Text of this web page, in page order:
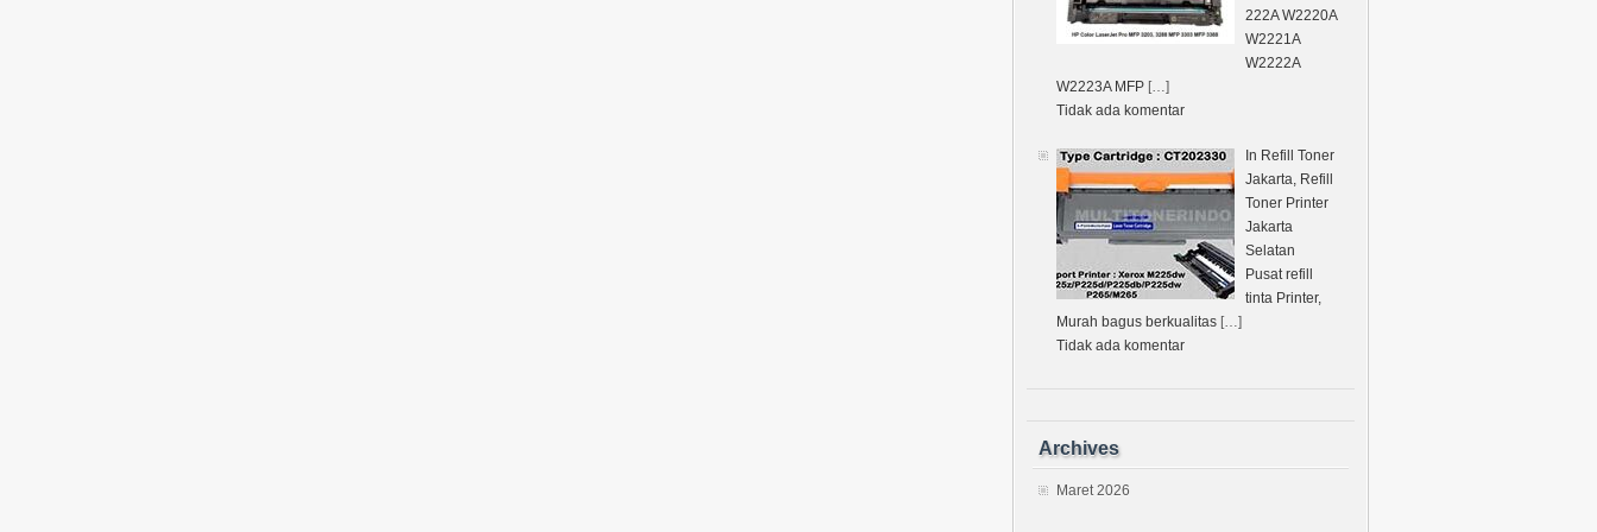
222A W2220A
W2221A
W2222A
W2223A MFP […]
Tidak ada komentar
In Refill Toner
Jakarta, Refill
Toner Printer
Jakarta
Selatan
Pusat refill
tinta Printer,
Murah bagus berkualitas […]
Tidak ada komentar
Archives
Maret 2026